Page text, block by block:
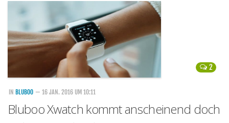
2
IN BLUBOO — 16 JAN. 2016 UM 10:11
Bluboo Xwatch kommt anscheinend doch